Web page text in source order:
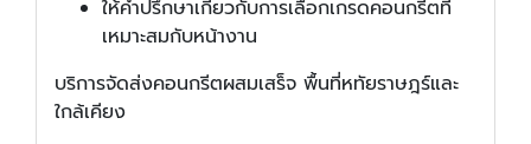
ให้คำปรึกษาเกี่ยวกับการเลือกเกรดคอนกรีตที่
เหมาะสมกับหน้างาน
บริการจัดส่งคอนกรีตผสมเสร็จ พื้นที่หทัยราษฎร์และ
ใกล้เคียง